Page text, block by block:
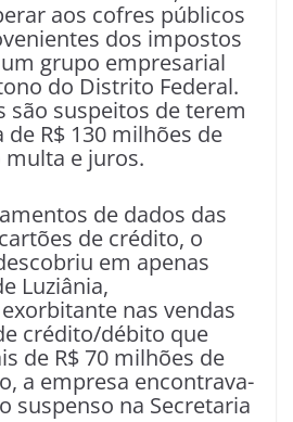
aos cofres públicos
dos impostos
grupo empresarial
do Distrito Federal.
são suspeitos de terem
de R$ 130 milhões de
multa e juros.
de dados das
de crédito, o
em apenas
Luziânia,
nas vendas
crédito/débito que
de R$ 70 milhões de
a empresa encontrava-
suspenso na Secretaria